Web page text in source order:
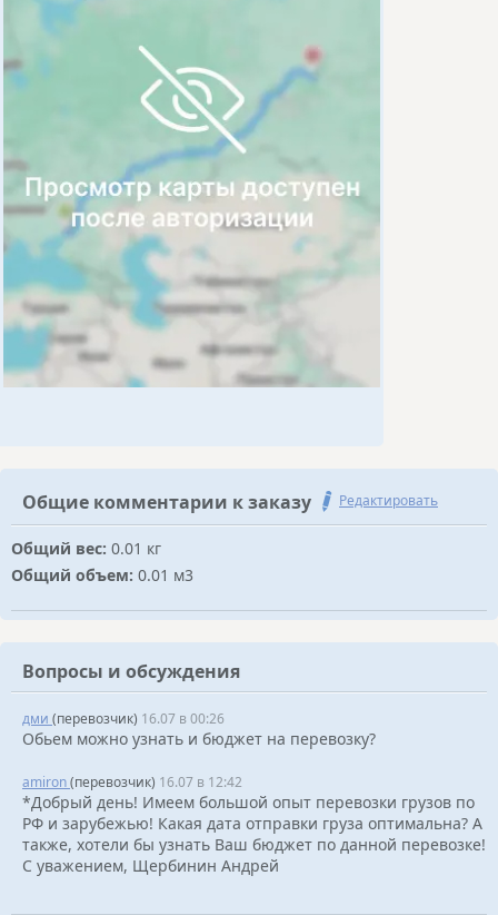
Общие комментарии к заказу Редактировать
Общий вес: 0.01 кг
Общий объем: 0.01 м3
Вопросы и обсуждения
дми (перевозчик) 16.07 в 00:26
Обьем можно узнать и бюджет на перевозку?
amiron(перевозчик) 16.07 в 12:42
*Добрый день! Имеем большой опыт перевозки грузов по
РФ и зарубежью! Какая дата отправки груза оптимальна? А
также, хотели бы узнать Ваш бюджет по данной перевозке!
С уважением, Щербинин Андрей